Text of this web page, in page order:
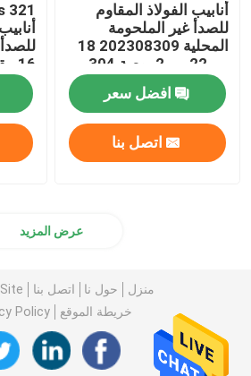
أنابيب الفولاذ المقاوم
للصدأ غير الملحومة
المحلية 202308309 18
مم 22 مم 2 بوصة 304
أنبوب إينوكس
افضل سعر
اتصل بنا
حراري
عرض المزيد
منزل حول نا اتصل بنا
خريطة الموقع
Policy